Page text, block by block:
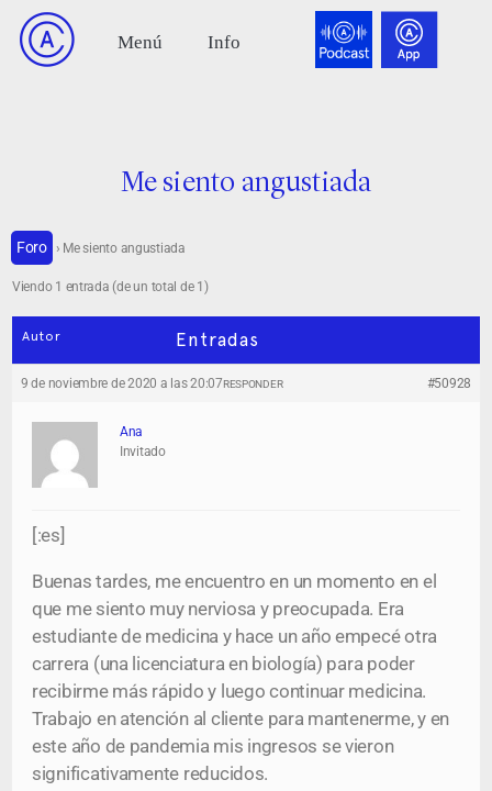
Me siento angustiada
Foro › Me siento angustiada
Viendo 1 entrada (de un total de 1)
Autor Entradas
9 de noviembre de 2020 a las 20:07 #50928
RESPONDER
Ana
Invitado
[:es]
Buenas tardes, me encuentro en un momento en el
que me siento muy nerviosa y preocupada. Era
estudiante de medicina y hace un año empecé otra
carrera (una licenciatura en biología) para poder
recibirme más rápido y luego continuar medicina.
Trabajo en atención al cliente para mantenerme, y en
este año de pandemia mis ingresos se vieron
significativamente reducidos.